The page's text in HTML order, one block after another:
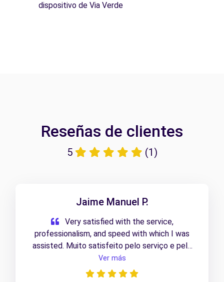
dispositivo de Via Verde
Reseñas de clientes
5 (1)
Jaime Manuel P.
Very satisfied with the service,
professionalism, and speed with which I was
assisted. Muito satisfeito pelo serviço e pelo
profissionalismo e rapidez com que fui atendido.
Ver más